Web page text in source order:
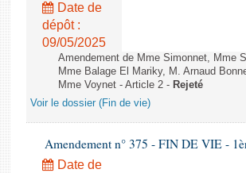
Baromètre de l’application des lois
Dossiers législatifs
Budget et sécurité sociale
Questions écrites et orales
Comptes rendus des débats
Date de
dépôt :
09/05/2025
Amendement de Mme Simonnet, Mme
Mme Balage El Mariky, M. Arnaud
Mme Voynet - Article 2 - Rejeté
Voir le dossier (Fin de vie)
Amendement n° 375 - FIN DE VIE -
Date de